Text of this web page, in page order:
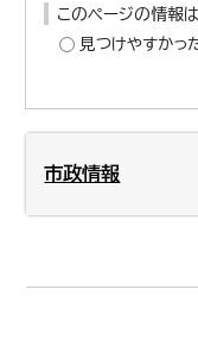
このページの情報
見つけやすかっ
市政情報